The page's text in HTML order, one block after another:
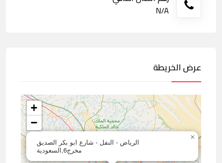
N/A
عرض الخريطة
الرياض - النفل - شارع ابو بكر الصديق
مخرج6,السعودية
×
+
−